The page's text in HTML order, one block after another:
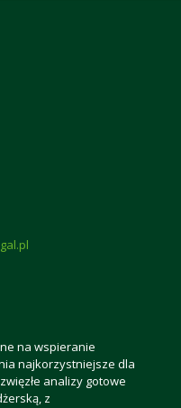
na wspieranie
najkorzystniejsze dla
analizy gotowe
z